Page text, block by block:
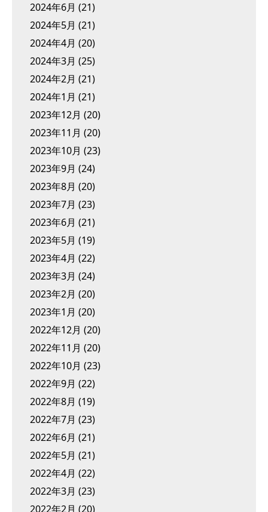
2024年6月 (21)
2024年5月 (21)
2024年4月 (20)
2024年3月 (25)
2024年2月 (21)
2024年1月 (21)
2023年12月 (20)
2023年11月 (20)
2023年10月 (23)
2023年9月 (24)
2023年8月 (20)
2023年7月 (23)
2023年6月 (21)
2023年5月 (19)
2023年4月 (22)
2023年3月 (24)
2023年2月 (20)
2023年1月 (20)
2022年12月 (20)
2022年11月 (20)
2022年10月 (23)
2022年9月 (22)
2022年8月 (19)
2022年7月 (23)
2022年6月 (21)
2022年5月 (21)
2022年4月 (22)
2022年3月 (23)
2022年2月 (20)